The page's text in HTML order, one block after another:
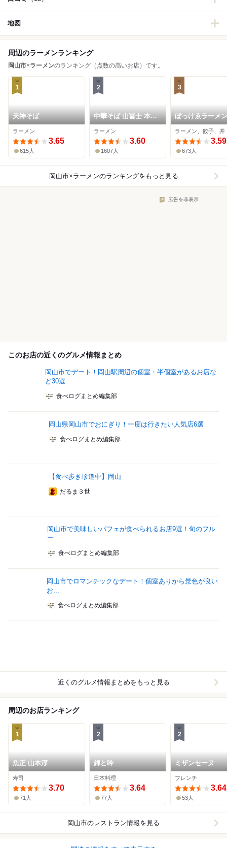
地図
周辺のラーメンランキング
岡山市×ラーメンのランキング（点数の高いお店）です。
1
天神そば
ラーメン
3.65
615人
2
中華そば 山冨士 本町
店
ラーメン
3.60
1607人
3
ぼっけゑラーメン
ラーメン、餃子、丼
3.59
673人
岡山市×ラーメンのランキングをもっと見る
広告を非表示
このお店の近くのグルメ情報まとめ
岡山市でデート！岡山駅周辺の個室・半個室があるお店な
ど30選
食べログまとめ編集部
岡山県岡山市でおにぎり！一度は行きたい人気店6選
食べログまとめ編集部
【食べ歩き珍道中】岡山
だるま３世
岡山市で美味しいパフェが食べられるお店9選！旬のフル
ー...
食べログまとめ編集部
岡山市でロマンチックなデート！個室ありから景色が良い
お...
食べログまとめ編集部
近くのグルメ情報まとめをもっと見る
周辺のお店ランキング
1
魚正 山本淳
寿司
3.70
71人
2
錦と吟
日本料理
3.64
77人
2
ミザンセーヌ
フレンチ
3.64
53人
岡山市のレストラン情報を見る